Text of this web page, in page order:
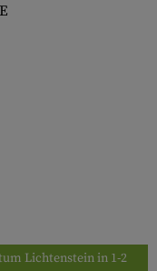
Lichtenstein in 1-2